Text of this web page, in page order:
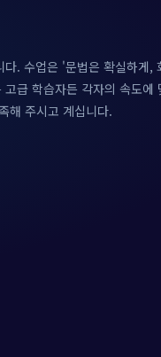
. 수업은 '문법은 확실하게,
급 학습자든 각자의 속도에
해 주시고 계십니다.